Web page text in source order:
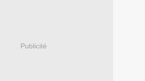
Publicité